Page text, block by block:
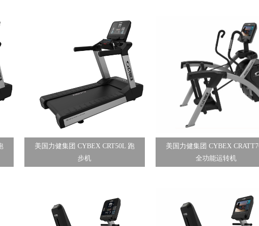
美国力健集团 CYBEX CRT50L 跑
步机
美国力健集团 CYBEX
全功能运转机